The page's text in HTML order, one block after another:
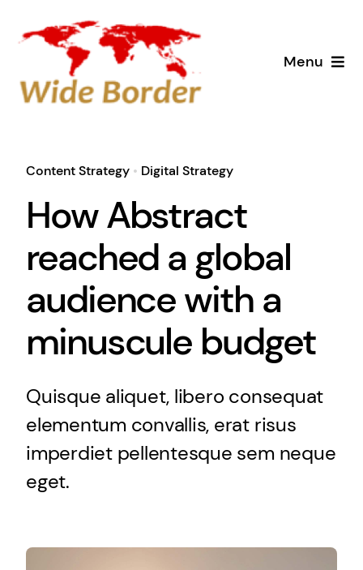
Menu
Home
Why Us
Case Studies
About
Blog
Content Strategy• Digital Strategy
How Abstract
reached a global
audience with a
minuscule budget
Quisque aliquet, libero consequat
elementum convallis, erat risus
imperdiet pellentesque sem neque
eget.